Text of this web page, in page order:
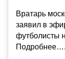
Вратарь
заявил в
футболисты